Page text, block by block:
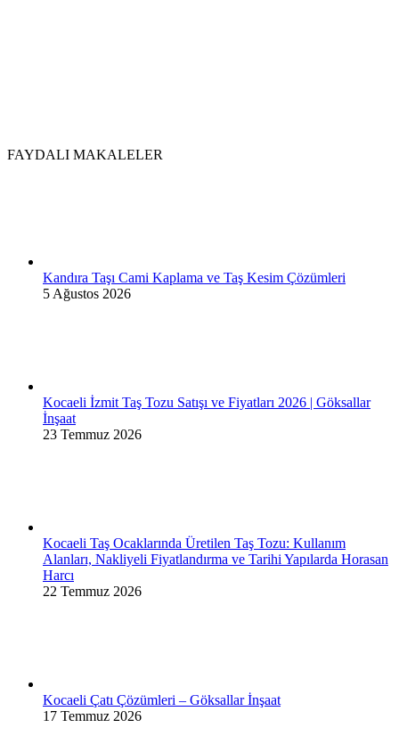
FAYDALI MAKALELER
Kandıra Taşı Cami Kaplama ve Taş Kesim Çözümleri
5 Ağustos 2026
Kocaeli İzmit Taş Tozu Satışı ve Fiyatları 2026 | Göksallar
İnşaat
23 Temmuz 2026
Kocaeli Taş Ocaklarında Üretilen Taş Tozu: Kullanım
Alanları, Nakliyeli Fiyatlandırma ve Tarihi Yapılarda Horasan
Harcı
22 Temmuz 2026
Kocaeli Çatı Çözümleri – Göksallar İnşaat
17 Temmuz 2026